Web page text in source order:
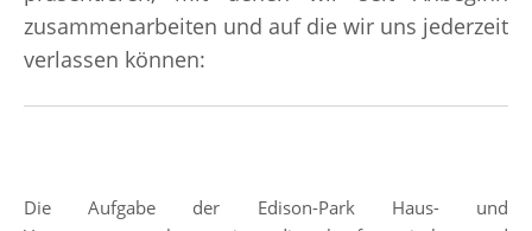
zusammenarbeiten und auf die wir uns jederzeit
verlassen können:
Die Aufgabe der Edison-Park Haus- und